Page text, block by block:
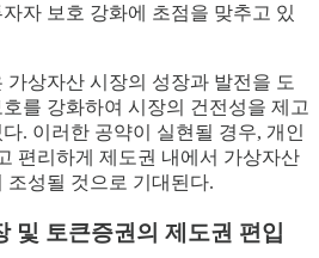
자 보호 강화에 초점을 맞추고 있
가상자산 시장의 성장과 발전을 도
를 강화하여 시장의 건전성을 제고
. 이러한 공약이 실현될 경우, 개인
편리하게 제도권 내에서 가상자산
조성될 것으로 기대된다.
및 토큰증권의 제도권 편입